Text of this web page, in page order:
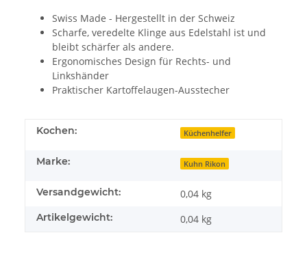
Swiss Made - Hergestellt in der Schweiz
Scharfe, veredelte Klinge aus Edelstahl ist und
bleibt schärfer als andere.
Ergonomisches Design für Rechts- und
Linkshänder
Praktischer Kartoffelaugen-Ausstecher
Kochen: Küchenhelfer
Marke: Kuhn Rikon
Versandgewicht: 0,04 kg
Artikelgewicht: 0,04 kg